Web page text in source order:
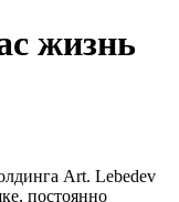
жизнь
Art. Lebedev
постоянно